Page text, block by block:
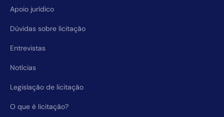
Apoio jurídico
Dúvidas sobre licitação
Entrevistas
Notícias
Legislação de licitação
O que é licitação?